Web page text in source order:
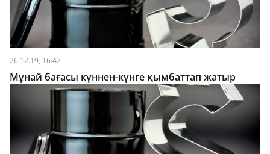
26.12.19, 16:42
Мұнай бағасы күннен-күнге қымбаттап жатыр